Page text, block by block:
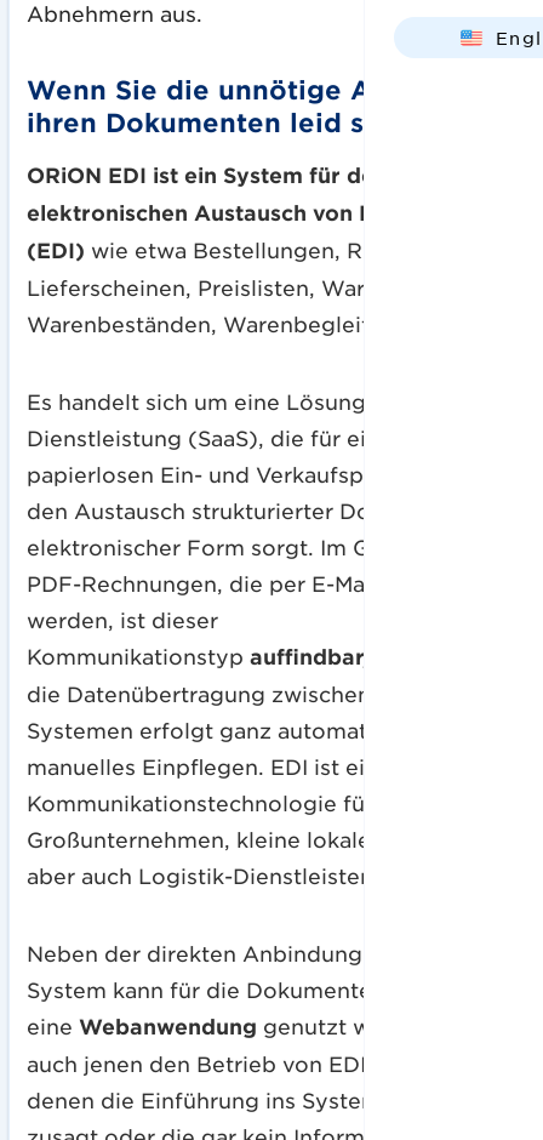
Abnehmern aus.
Wenn Sie die unnötige Arbeit mit
ihren Dokumenten leid sind
ORiON EDI ist ein System für den
elektronischen Austausch von Dokumenten
(EDI) wie etwa Bestellungen, Rechnungen,
Lieferscheinen, Preislisten, Warenkatalogen,
Warenbeständen, Warenbegleitpapieren u. a
Es handelt sich um eine Lösung in Form einer
Dienstleistung (SaaS), die für einen
papierlosen Ein- und Verkaufsprozess durch
den Austausch strukturierter Dokumente in
elektronischer Form sorgt. Im Gegensatz zu
PDF-Rechnungen, die per E-Mail gesendet
werden, ist dieser
Kommunikationstyp auffindbar, sicher
die Datenübertragung zwischen den
Systemen erfolgt ganz automatisch ohne
manuelles Einpflegen. EDI ist eine flexible
Kommunikationstechnologie für
Großunternehmen, kleine lokale Hersteller,
aber auch Logistik-Dienstleister (LSP).
Neben der direkten Anbindung ans ERP-
System kann für die Dokumentenarbeit auch
eine Webanwendung genutzt werden, die
auch jenen den Betrieb von EDI ermöglicht,
denen die Einführung ins System nicht